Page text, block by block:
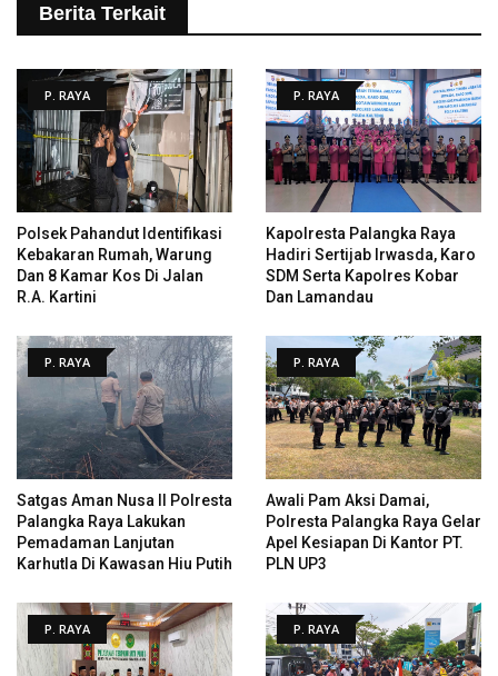
Berita Terkait
P. RAYA
Polsek Pahandut Identifikasi
Kebakaran Rumah, Warung
Dan 8 Kamar Kos Di Jalan
R.A. Kartini
P. RAYA
Kapolresta Palangka Raya
Hadiri Sertijab Irwasda, Karo
SDM Serta Kapolres Kobar
Dan Lamandau
P. RAYA
Satgas Aman Nusa II Polresta
Palangka Raya Lakukan
Pemadaman Lanjutan
Karhutla Di Kawasan Hiu Putih
P. RAYA
Awali Pam Aksi Damai,
Polresta Palangka Raya Gelar
Apel Kesiapan Di Kantor PT.
PLN UP3
P. RAYA P. RAYA